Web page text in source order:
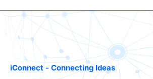
iConnect - Connecting Ideas